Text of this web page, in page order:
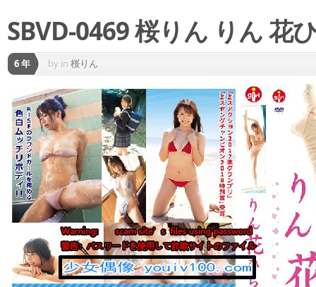
SBVD-0469 桜りん りん 花
6 年 by in 桜りん